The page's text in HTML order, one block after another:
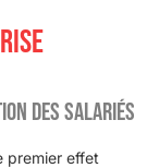
des salariés
premier effet